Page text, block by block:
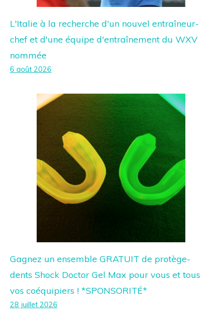
L'Italie à la recherche d'un nouvel entraîneur-
chef et d'une équipe d'entraînement du WXV
nommée
6 août 2026
Gagnez un ensemble GRATUIT de protège-
dents Shock Doctor Gel Max pour vous et tous
vos coéquipiers ! *SPONSORITÉ*
28 juillet 2026